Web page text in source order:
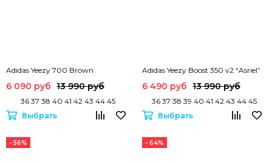
Adidas Yeezy 700 Brown
6 090 руб 13 990 руб
36 37 38 40 41 42 43 44 45
Выбрать
Adidas Yeezy Boost 350 v2 “Asriel”
6 490 руб 13 990 руб
36 37 38 39 40 41 42 43 44 45
Выбрать
- 56% - 64%